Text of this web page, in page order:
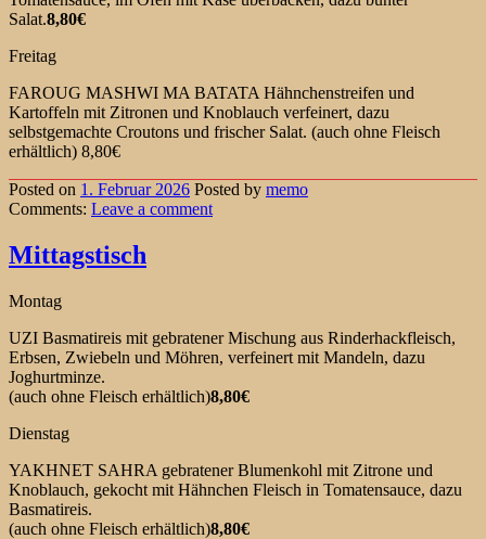
Salat.8,80€
Freitag
FAROUG MASHWI MA BATATA Hähnchenstreifen und
Kartoffeln mit Zitronen und Knoblauch verfeinert, dazu
selbstgemachte Croutons und frischer Salat. (auch ohne Fleisch
erhältlich) 8,80€
Posted on 1. Februar 2026 Posted by memo
Comments: Leave a comment
Mittagstisch
Montag
UZI Basmatireis mit gebratener Mischung aus Rinderhackfleisch,
Erbsen, Zwiebeln und Möhren, verfeinert mit Mandeln, dazu
Joghurtminze.
(auch ohne Fleisch erhältlich)8,80€
Dienstag
YAKHNET SAHRA gebratener Blumenkohl mit Zitrone und
Knoblauch, gekocht mit Hähnchen Fleisch in Tomatensauce, dazu
Basmatireis.
(auch ohne Fleisch erhältlich)8,80€